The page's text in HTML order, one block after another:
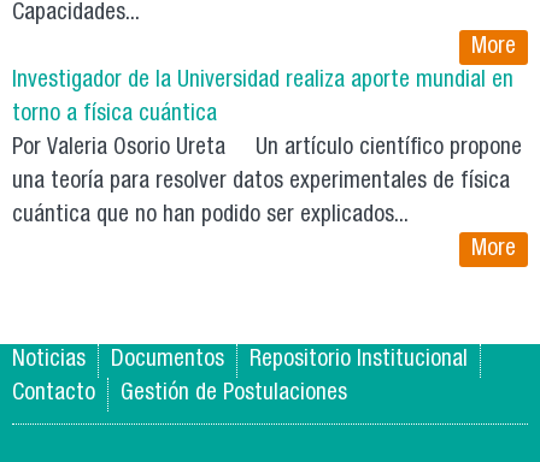
Capacidades...
More
Investigador de la Universidad realiza aporte mundial en
torno a física cuántica
Por Valeria Osorio Ureta Un artículo científico propone
una teoría para resolver datos experimentales de física
cuántica que no han podido ser explicados...
More
Noticias Documentos
Repositorio Institucional
Contacto
Gestión de Postulaciones